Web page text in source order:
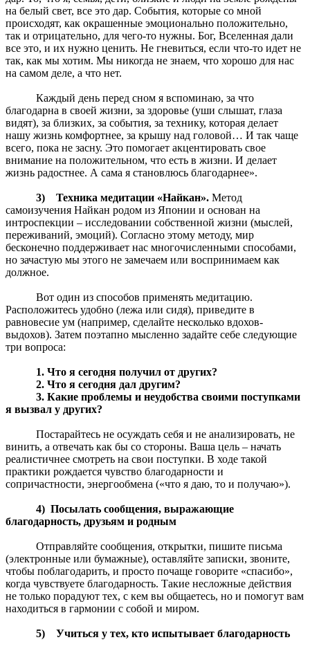
на белый свет, все это дар. События, которые со мной
происходят, как окрашенные эмоционально положительно,
так и отрицательно, для чего-то нужны. Бог, Вселенная дали
все это, и их нужно ценить. Не гневиться, если что-то идет не
так, как мы хотим. Мы никогда не знаем, что хорошо для нас
на самом деле, а что нет.
Каждый день перед сном я вспоминаю, за что
благодарна в своей жизни, за здоровье (уши слышат, глаза
видят), за близких, за события, за технику, которая делает
нашу жизнь комфортнее, за крышу над головой… И так чаще
всего, пока не засну. Это помогает акцентировать свое
внимание на положительном, что есть в жизни. И делает
жизнь радостнее. А сама я становлюсь благодарнее».
3) Техника медитации «Найкан». Метод
самоизучения Найкан родом из Японии и основан на
интроспекции – исследовании собственной жизни (мыслей,
переживаний, эмоций). Согласно этому методу, мир
бесконечно поддерживает нас многочисленными способами,
но зачастую мы этого не замечаем или воспринимаем как
должное.
Вот один из способов применять медитацию.
Расположитесь удобно (лежа или сидя), приведите в
равновесие ум (например, сделайте несколько вдохов-
выдохов). Затем поэтапно мысленно задайте себе следующие
три вопроса:
1. Что я сегодня получил от других?
2. Что я сегодня дал другим?
3. Какие проблемы и неудобства своими поступками
я вызвал у других?
Постарайтесь не осуждать себя и не анализировать, не
винить, а отвечать как бы со стороны. Ваша цель – начать
реалистичнее смотреть на свои поступки. В ходе такой
практики рождается чувство благодарности и
сопричастности, энергообмена («что я даю, то и получаю»).
4) Посылать сообщения, выражающие
благодарность, друзьям и родным
Отправляйте сообщения, открытки, пишите письма
(электронные или бумажные), оставляйте записки, звоните,
чтобы поблагодарить, и просто почаще говорите «спасибо»,
когда чувствуете благодарность. Такие несложные действия
не только порадуют тех, с кем вы общаетесь, но и помогут вам
находиться в гармонии с собой и миром.
5) Учиться у тех, кто испытывает благодарность